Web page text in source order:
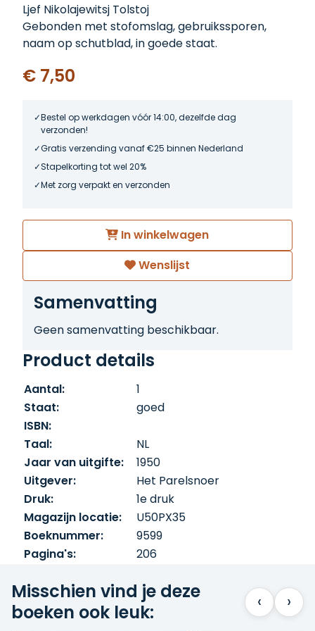
Ljef Nikolajewitsj Tolstoj
Gebonden met stofomslag, gebruikssporen,
naam op schutblad, in goede staat.
€ 7,50
Bestel op werkdagen vóór 14:00, dezelfde dag
verzonden!
Gratis verzending vanaf €25 binnen Nederland
Stapelkorting tot wel 20%
Met zorg verpakt en verzonden
In winkelwagen
Wenslijst
Samenvatting
Geen samenvatting beschikbaar.
Product details
Aantal:
1
Staat:
goed
ISBN:
Taal:
NL
Jaar van uitgifte:
1950
Uitgever:
Het Parelsnoer
Druk:
1e druk
Magazijn locatie:
U50PX35
Boeknummer:
9599
Pagina's:
206
Misschien vind je deze
boeken ook leuk:
‹ ›